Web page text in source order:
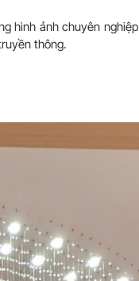
hình ảnh chuyên
thông.